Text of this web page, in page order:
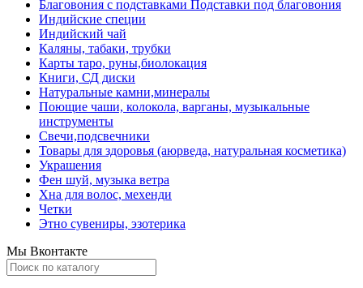
Благовония с подставками Подставки под благовония
Индийские специи
Индийский чай
Каляны, табаки, трубки
Карты таро, руны,биолокация
Книги, СД диски
Натуральные камни,минералы
Поющие чаши, колокола, варганы, музыкальные
инструменты
Свечи,подсвечники
Товары для здоровья (аюрведа, натуральная косметика)
Украшения
Фен шуй, музыка ветра
Хна для волос, мехенди
Четки
Этно сувениры, эзотерика
Мы Вконтакте